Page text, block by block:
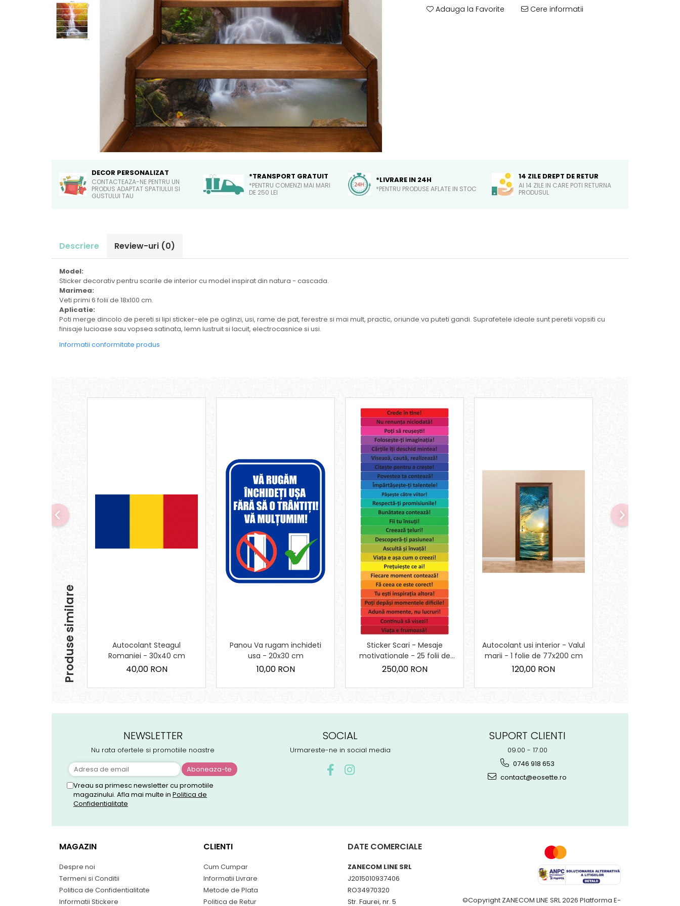
Sticker Harta Lumii
Stickere Cu Model Repetitiv
Stickere Perete Pentru Camera
Adauga la Favorite Cere informatii
DECOR PERSONALIZAT
CONTACTEAZA-NE PENTRU UN
PRODUS ADAPTAT SPATIULUI SI
GUSTULUI TAU
*TRANSPORT GRATUIT
*PENTRU COMENZI MAI MARI
DE 250 LEI
*LIVRARE IN 24H
*PENTRU PRODUSE AFLATE IN STOC
14 ZILE DREPT DE RETUR
AI 14 ZILE IN CARE POTI RETURNA
PRODUSUL
Descriere Review-uri (0)
Model:
Sticker decorativ pentru scarile de interior cu model inspirat din natura - cascada.
Marimea:
Veti primi 6 folii de 18x100 cm.
Aplicatie:
Poti merge dincolo de pereti si lipi sticker-ele pe oglinzi, usi, rame de pat, ferestre si mai mult, practic, oriunde va puteti gandi. Suprafetele ideale sunt peretii vopsiti cu
finisaje lucioase sau vopsea satinata, lemn lustruit si lacuit, electrocasnice si usi.
Informatii conformitate produs
Produse similare
Autocolant Steagul
Romaniei - 30x40 cm
40,00 RON
Panou Va rugam inchideti
usa - 20x30 cm
10,00 RON
Sticker Scari - Mesaje
motivationale - 25 folii de
10x100 cm
250,00 RON
Autocolant usi interior - Valul
marii - 1 folie de 77x200 cm
120,00 RON
NEWSLETTER
Nu rata ofertele si promotiile noastre
Vreau sa primesc newsletter cu promotiile
magazinului. Afla mai multe in Politica de
Confidentialitate
SOCIAL
Urmareste-ne in social media
SUPORT CLIENTI
09.00 - 17.00
0746 918 653
contact@eosette.ro
MAGAZIN
Despre noi
Termeni si Conditii
Politica de Confidentialitate
Informatii Stickere
CLIENTI
Cum Cumpar
Informatii Livrare
Metode de Plata
Politica de Retur
DATE COMERCIALE
ZANECOM LINE SRL
J2015010937406
RO34970320
Str. Faurei, nr. 5
©Copyright ZANECOM LINE SRL 2026 Platforma E-